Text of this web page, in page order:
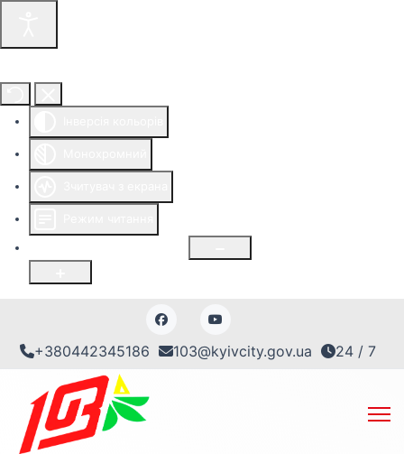
+380442345186 103@kyivcity.gov.ua 24 / 7